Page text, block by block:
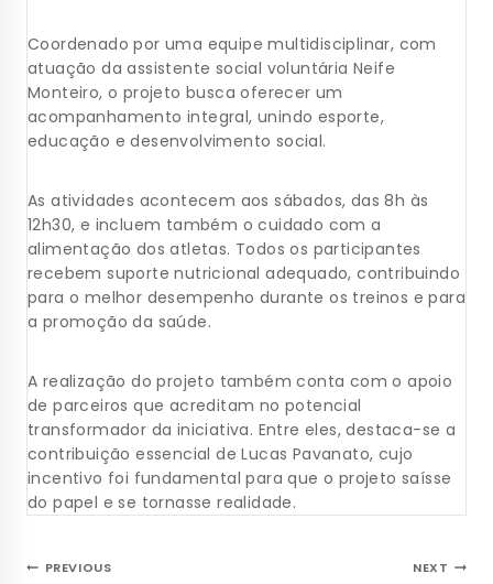
Coordenado por uma equipe multidisciplinar, com
atuação da assistente social voluntária Neife
Monteiro, o projeto busca oferecer um
acompanhamento integral, unindo esporte,
educação e desenvolvimento social.
As atividades acontecem aos sábados, das 8h às
12h30, e incluem também o cuidado com a
alimentação dos atletas. Todos os participantes
recebem suporte nutricional adequado, contribuindo
para o melhor desempenho durante os treinos e para
a promoção da saúde.
A realização do projeto também conta com o apoio
de parceiros que acreditam no potencial
transformador da iniciativa. Entre eles, destaca-se a
contribuição essencial de Lucas Pavanato, cujo
incentivo foi fundamental para que o projeto saísse
do papel e se tornasse realidade.
PREVIOUS NEXT